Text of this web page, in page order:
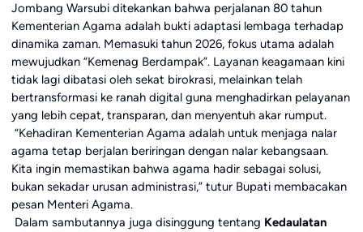
Jombang Warsubi ditekankan bahwa perjalanan 80 tahun
Kementerian Agama adalah bukti adaptasi lembaga terhadap
dinamika zaman. Memasuki tahun 2026, fokus utama adalah
mewujudkan “Kemenag Berdampak”. Layanan keagamaan kini
tidak lagi dibatasi oleh sekat birokrasi, melainkan telah
bertransformasi ke ranah digital guna menghadirkan pelayanan
yang lebih cepat, transparan, dan menyentuh akar rumput.
“Kehadiran Kementerian Agama adalah untuk menjaga nalar
agama tetap berjalan beriringan dengan nalar kebangsaan.
Kita ingin memastikan bahwa agama hadir sebagai solusi,
bukan sekadar urusan administrasi,” tutur Bupati membacakan
pesan Menteri Agama.
Dalam sambutannya juga disinggung tentang Kedaulatan